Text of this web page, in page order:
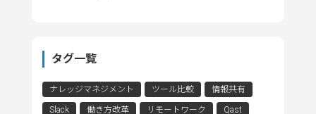
タグ一覧
ナレッジマネジメント ツール比較 情報共有
Slack 働き方改革 リモートワーク Qast